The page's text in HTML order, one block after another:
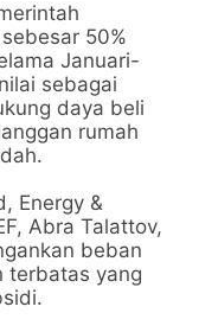
50%
Januari-
sebagai
daya beli
rumah
Energy &
Abra Talattov,
beban
terbatas yang